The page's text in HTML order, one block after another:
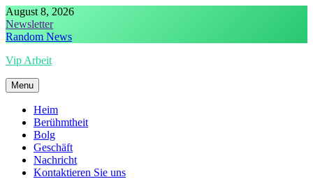
Skip
to
content
August 8, 2026
Newsletter
Random News
Vip Arbeit
Menu
Heim
Berühmtheit
Bolg
Geschäft
Nachricht
Kontaktieren Sie uns